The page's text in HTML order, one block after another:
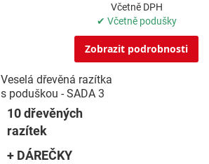
Včetně DPH
✔ Včetně podušky
Zobrazit podrobnosti
Veselá dřevěná razítka
s poduškou - SADA 3
10 dřevěných
razítek
+ DÁREČKY